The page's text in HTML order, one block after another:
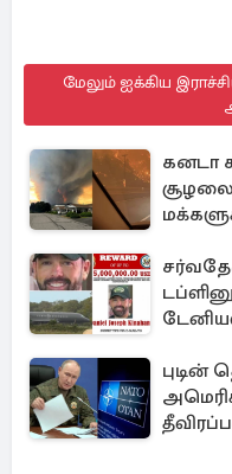
மேலும் ஐக்கிய
கனடா
புடின்